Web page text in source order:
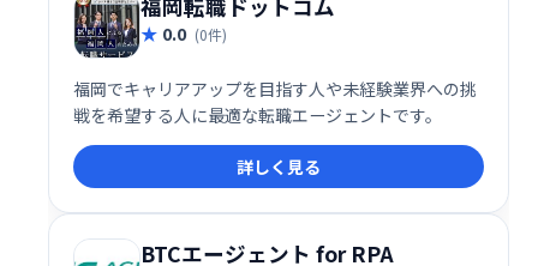
福岡転職ドットコム
0.0 (0件)
福岡でキャリアアップを目指す人や未経験業界への挑
戦を希望する人に最適な転職エージェントです。
詳しく見る
BTCエージェント for RPA